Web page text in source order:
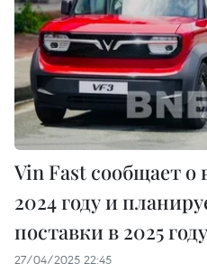
Vin Fast сообщает о
2024 году и
поставки в 2025 году
27/04/2025 22:45